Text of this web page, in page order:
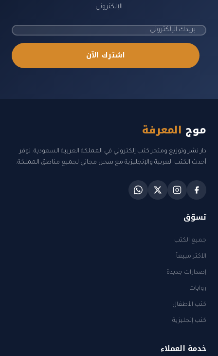
الإلكتروني
اشترك الآن
موج المعرفة
دار نشر وتوزيع ومتجر كتب إلكتروني في المملكة العربية السعودية. نوفر
أحدث الكتب العربية والإنجليزية مع شحن مجاني لجميع مناطق المملكة.
تسوّق
جميع الكتب
الأكثر مبيعاً
إصدارات جديدة
روايات
كتب الأطفال
كتب إنجليزية
خدمة العملاء